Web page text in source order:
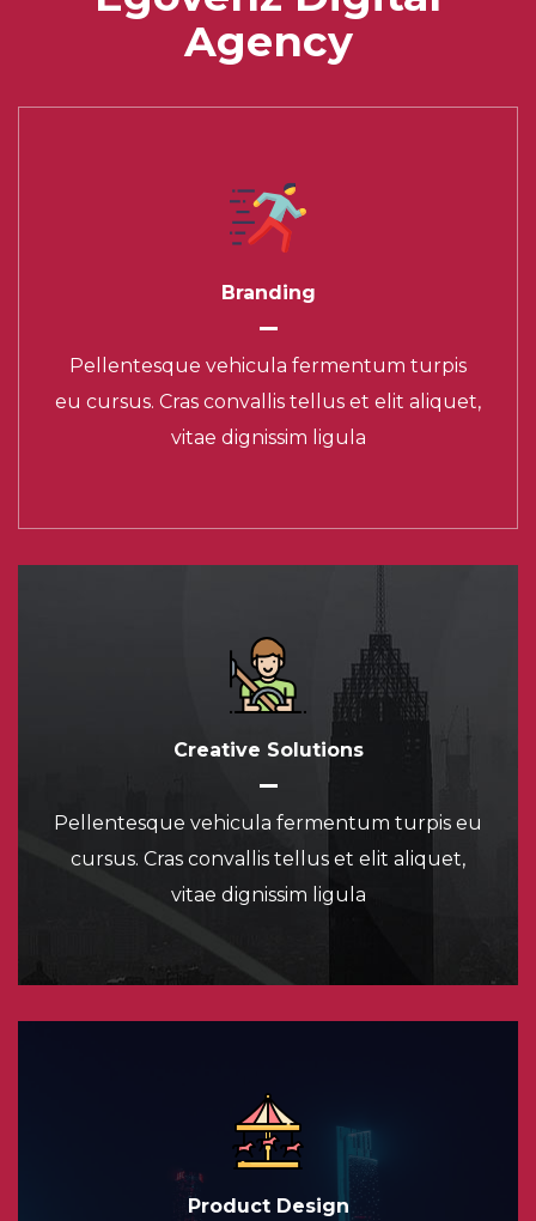
Agency
Branding
Pellentesque vehicula fermentum turpis
eu cursus. Cras convallis tellus et elit aliquet,
vitae dignissim ligula
Creative Solutions
Pellentesque vehicula fermentum turpis eu
cursus. Cras convallis tellus et elit aliquet,
vitae dignissim ligula
Creative Solutions
Pellentesque vehicula fermentum turpis eu
cursus. Cras convallis tellus et elit aliquet,
vitae dignissim ligula
Product Design